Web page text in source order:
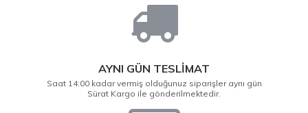
AYNI GÜN TESLİMAT
Saat 14:00 kadar vermiş olduğunuz siparişler aynı gün
Sürat Kargo ile gönderilmektedir.